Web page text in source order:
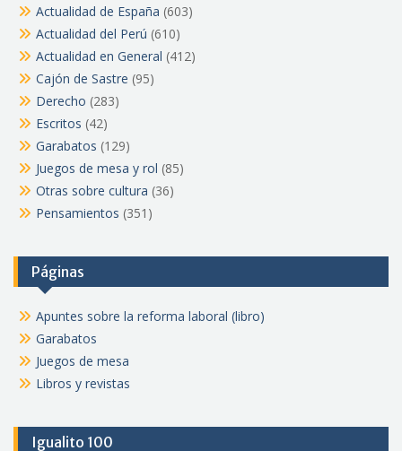
Actualidad de España (603)
Actualidad del Perú (610)
Actualidad en General (412)
Cajón de Sastre (95)
Derecho (283)
Escritos (42)
Garabatos (129)
Juegos de mesa y rol (85)
Otras sobre cultura (36)
Pensamientos (351)
Páginas
Apuntes sobre la reforma laboral (libro)
Garabatos
Juegos de mesa
Libros y revistas
Igualito 100